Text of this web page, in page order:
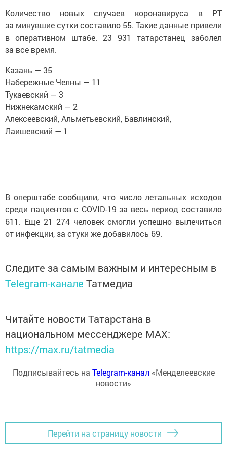
Количество новых случаев коронавируса в РТ
за минувшие сутки составило 55. Такие данные привели
в оперативном штабе. 23 931 татарстанец заболел
за все время.
Казань — 35
Набережные Челны — 11
Тукаевский — 3
Нижнекамский — 2
Алексеевский, Альметьевский, Бавлинский,
Лаишевский — 1
В оперштабе сообщили, что число летальных исходов
среди пациентов с COVID-19 за весь период составило
611. Еще 21 274 человек смогли успешно вылечиться
от инфекции, за стуки же добавилось 69.
Следите за самым важным и интересным в
Telegram-канале Татмедиа
Читайте новости Татарстана в
национальном мессенджере MАХ:
https://max.ru/tatmedia
Подписывайтесь на Telegram-канал «Менделеевские
новости»
Перейти на страницу новости